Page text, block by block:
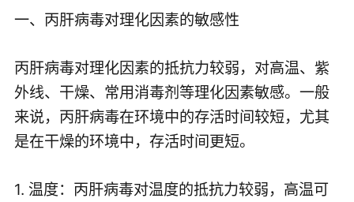
一、丙肝病毒对理化因素的敏感性
丙肝病毒对理化因素的抵抗力较弱，对高温、紫
外线、干燥、常用消毒剂等理化因素敏感。一般
来说，丙肝病毒在环境中的存活时间较短，尤其
是在干燥的环境中，存活时间更短。
1. 温度：丙肝病毒对温度的抵抗力较弱，高温可